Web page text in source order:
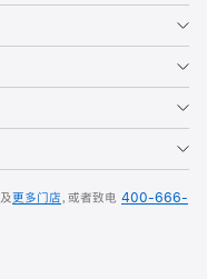
及更多门店，或者致电 400-666-